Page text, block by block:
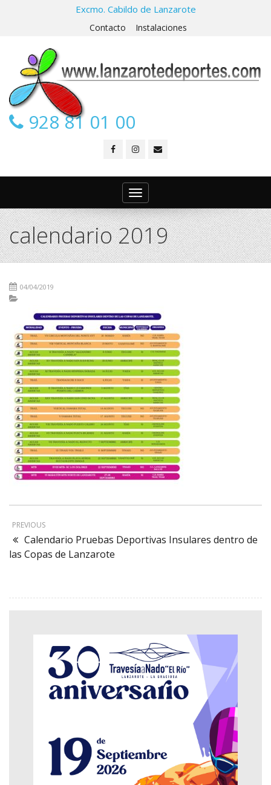
Excmo. Cabildo de Lanzarote
Contacto Instalaciones
928 81 01 00
Toggle
navigation
calendario 2019
04/04/2019
PREVIOUS
Calendario Pruebas Deportivas Insulares dentro de
las Copas de Lanzarote